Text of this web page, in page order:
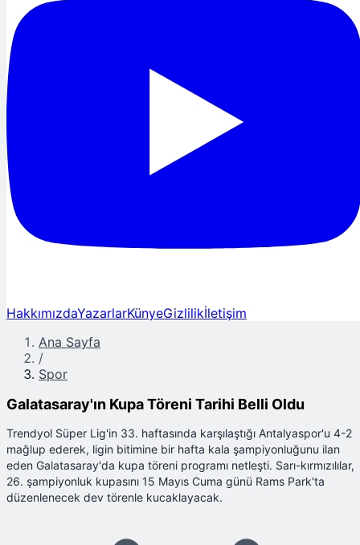
HakkımızdaYazarlarKünyeGizlilikİletişim
Ana Sayfa
/
Spor
Galatasaray'ın Kupa Töreni Tarihi Belli Oldu
Trendyol Süper Lig'in 33. haftasında karşılaştığı Antalyaspor'u 4-2
mağlup ederek, ligin bitimine bir hafta kala şampiyonluğunu ilan
eden Galatasaray'da kupa töreni programı netleşti. Sarı-kırmızılılar,
26. şampiyonluk kupasını 15 Mayıs Cuma günü Rams Park'ta
düzenlenecek dev törenle kucaklayacak.